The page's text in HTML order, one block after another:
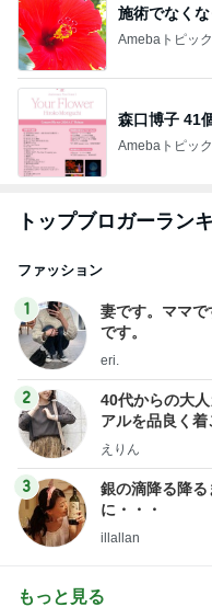
施術でなく
Amebaトピッ
森口博子 41
Amebaトピッ
トップブロガーラン
ファッション
1
妻です。ママで
です。
eri.
2
40代からの大人
アルを品良く着
ファッションブ
えりん
3
銀の滴降る降る
に・・・
illallan
もっと見る